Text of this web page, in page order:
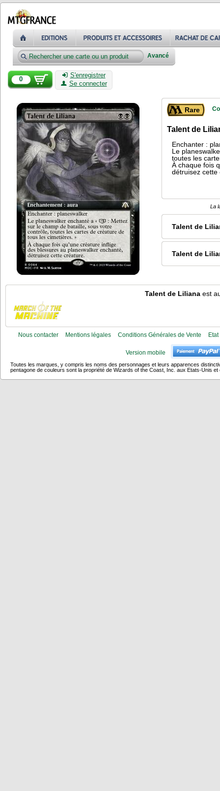
Avancé
0
S'enregistrer
Se connecter
Rare
Talent de
Enchanter :
Le
toutes les
À chaque fois
détruisez cette
La
Talent de
Talent de
Talent de Lilianaest
Nous contacter Mentions légales Conditions Générales de Vente
Version mobile
Toutes les marques, y compris les noms des personnages et leurs apparences
pentagone de couleurs sont la propriété de Wizards of the Coast, Inc. aux Etats-Unis